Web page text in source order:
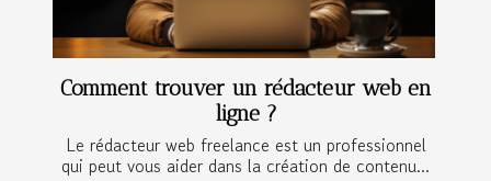
Comment trouver un rédacteur web en
ligne ?
Le rédacteur web freelance est un professionnel
qui peut vous aider dans la création de contenu...